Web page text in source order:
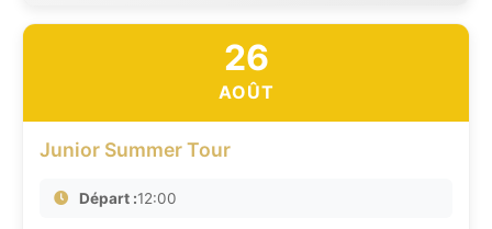
26
AOÛT
Junior Summer Tour
Départ :12:00